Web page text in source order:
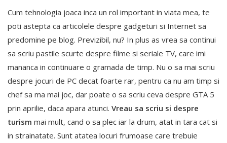
Cum tehnologia joaca inca un rol important in viata mea, te
poti astepta ca articolele despre gadgeturi si Internet sa
predomine pe blog. Previzibil, nu? In plus as vrea sa continui
sa scriu pastile scurte despre filme si seriale TV, care imi
mananca in continuare o gramada de timp. Nu o sa mai scriu
despre jocuri de PC decat foarte rar, pentru ca nu am timp si
chef sa ma mai joc, dar poate o sa scriu ceva despre GTA 5
prin aprilie, daca apara atunci. Vreau sa scriu si despre
turism mai mult, cand o sa plec iar la drum, atat in tara cat si
in strainatate. Sunt atatea locuri frumoase care trebuie